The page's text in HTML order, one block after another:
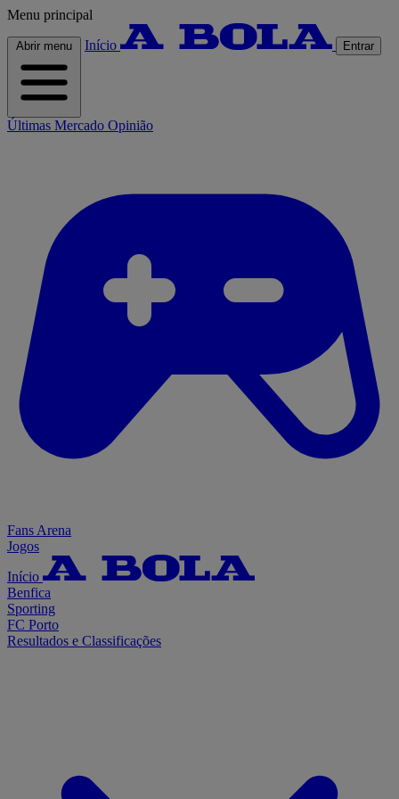
Menu principal
Abrir menu Início Entrar
Últimas Mercado Opinião
Fans Arena
Jogos
Início
Benfica
Sporting
FC Porto
Resultados e Classificações